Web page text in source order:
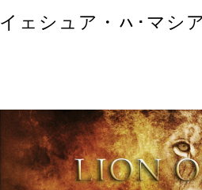
イェシュア・ㇵ･マシ